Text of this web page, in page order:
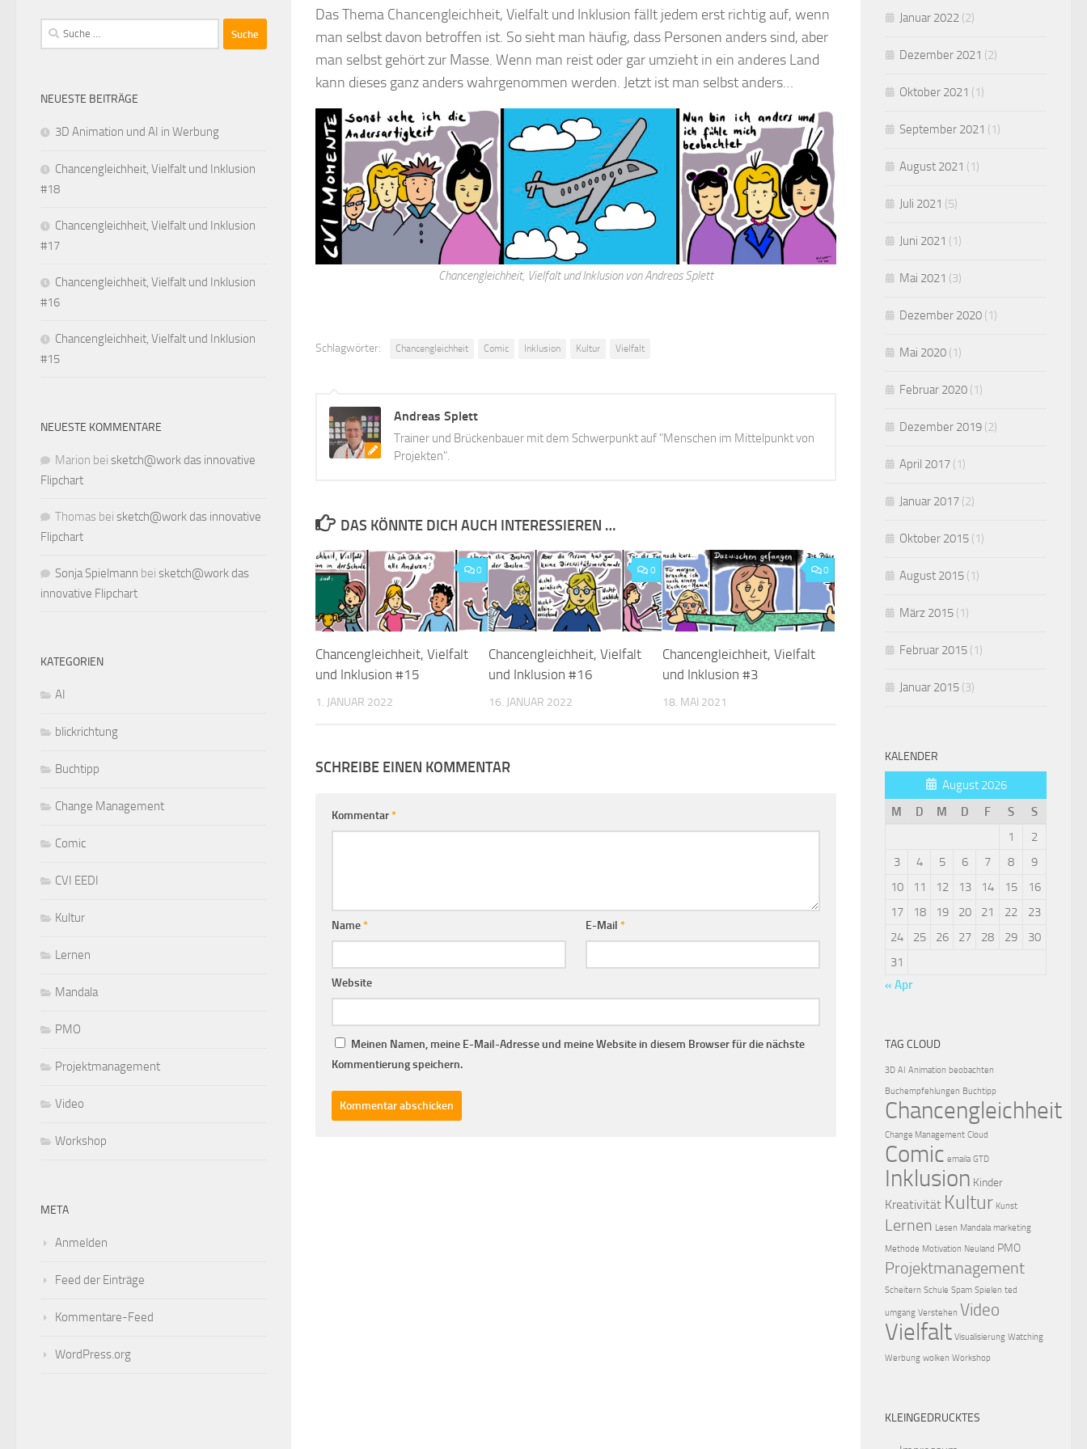
Das Thema Chancengleichheit, Vielfalt und Inklusion fällt jedem erst richtig auf, wenn
man selbst davon betroffen ist. So sieht man häufig, dass Personen anders sind, aber
man selbst gehört zur Masse. Wenn man reist oder gar umzieht in ein anderes Land
kann dieses ganz anders wahrgenommen werden. Jetzt ist man selbst anders…
Chancengleichheit, Vielfalt und Inklusion von Andreas Splett
Schlagwörter: Chancengleichheit Comic Inklusion Kultur Vielfalt
Andreas Splett
Trainer und Brückenbauer mit dem Schwerpunkt auf "Menschen im Mittelpunkt von
Projekten".
DAS KÖNNTE DICH AUCH INTERESSIEREN …
0
Chancengleichheit, Vielfalt
und Inklusion #15
1. JANUAR 2022
0
Chancengleichheit, Vielfalt
und Inklusion #16
16. JANUAR 2022
0
Chancengleichheit, Vielfalt
und Inklusion #3
18. MAI 2021
SCHREIBE EINEN KOMMENTAR
Kommentar*
Name* E-Mail*
Website
Meinen Namen, meine E-Mail-Adresse und meine Website in diesem Browser für die nächste
Kommentierung speichern.
Suche
nach:
NEUESTE BEITRÄGE
3D Animation und AI in Werbung
Chancengleichheit, Vielfalt und Inklusion
#18
Chancengleichheit, Vielfalt und Inklusion
#17
Chancengleichheit, Vielfalt und Inklusion
#16
Chancengleichheit, Vielfalt und Inklusion
#15
NEUESTE KOMMENTARE
Marion bei sketch@work das innovative
Flipchart
Thomas bei sketch@work das innovative
Flipchart
Sonja Spielmann bei sketch@work das
innovative Flipchart
KATEGORIEN
AI
blickrichtung
Buchtipp
Change Management
Comic
CVI EEDI
Kultur
Lernen
Mandala
PMO
Projektmanagement
Video
Workshop
META
Anmelden
Feed der Einträge
Kommentare-Feed
WordPress.org
Januar 2022 (2)
Dezember 2021 (2)
Oktober 2021 (1)
September 2021 (1)
August 2021 (1)
Juli 2021 (5)
Juni 2021 (1)
Mai 2021 (3)
Dezember 2020 (1)
Mai 2020 (1)
Februar 2020 (1)
Dezember 2019 (2)
April 2017 (1)
Januar 2017 (2)
Oktober 2015 (1)
August 2015 (1)
März 2015 (1)
Februar 2015 (1)
Januar 2015 (3)
KALENDER
August 2026
M
D M D F S
S
1
2
3
4 5 6 7 8
9
10
11 12 13 14 15
16
17
18 19 20 21 22
23
24
25 26 27 28 29
30
31
« Apr
TAG CLOUD
3D AI Animation beobachten
Buchempfehlungen Buchtipp
Chancengleichheit
Change Management Cloud
Comic emaila GTD
Inklusion Kinder
Kreativität Kultur Kunst
Lernen Lesen Mandala marketing
Methode Motivation Neuland PMO
Projektmanagement
Scheitern Schule Spam Spielen ted
umgang Verstehen Video
Vielfalt Visualisierung Watching
Werbung wolken Workshop
KLEINGEDRUCKTES